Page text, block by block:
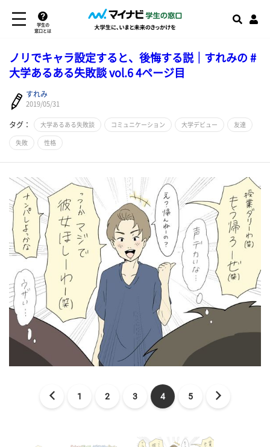
学生の
窓口とは
ノリでキャラ設定すると、後悔する説｜すれみの #
大学あるある失敗談 vol.6 4ページ目
すれみ
2019/05/31
タグ： 大学あるある失敗談 コミュニケーション 大学デビュー 友達
失敗 性格
1 2 3 4 5